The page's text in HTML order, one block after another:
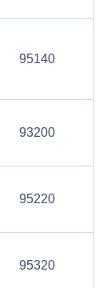
95140
93200
95220
95320